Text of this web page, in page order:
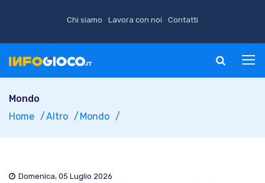
Chi siamo Lavora con noi Contatti
Mondo
Home
Altro Mondo
Domenica, 05 Luglio 2026